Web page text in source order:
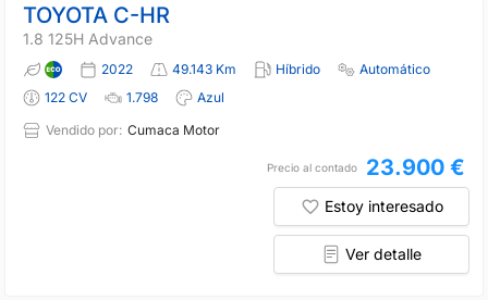
TOYOTA C-HR
1.8 125H Advance
2022 49.143 Km Híbrido
Automático
122 CV
1.798
Azul
Vendido por: Cumaca Motor
Precio al contado 23.900 €
Estoy interesado
Ver detalle